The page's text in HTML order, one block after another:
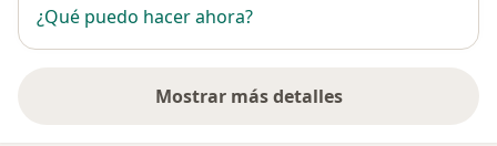
¿Qué puedo hacer ahora?
Mostrar más detalles
sobre la dirección